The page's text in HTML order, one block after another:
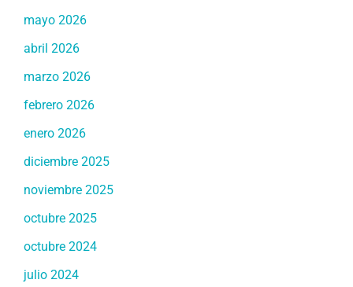
mayo 2026
abril 2026
marzo 2026
febrero 2026
enero 2026
diciembre 2025
noviembre 2025
octubre 2025
octubre 2024
julio 2024